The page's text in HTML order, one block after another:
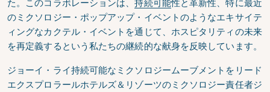
た。このコラボレーションは、持続可能性と革新性、特に最近
のミクソロジー・ポップアップ・イベントのようなエキサイテ
ィングなカクテル・イベントを通じて、ホスピタリティの未来
を再定義するという私たちの継続的な献身を反映しています。
ジョーイ・ライ持続可能なミクソロジームーブメントをリード
エクスプロラールホテルズ＆リゾーツのミクソロジー責任者ジ